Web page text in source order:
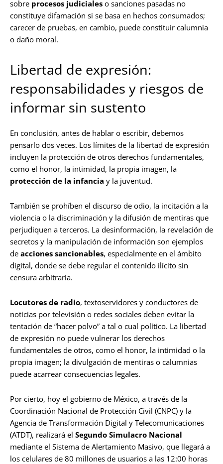
sobre procesos judiciales o sanciones pasadas no
constituye difamación si se basa en hechos consumados;
carecer de pruebas, en cambio, puede constituir calumnia
o daño moral.
Libertad de expresión:
responsabilidades y riesgos de
informar sin sustento
En conclusión, antes de hablar o escribir, debemos
pensarlo dos veces. Los límites de la libertad de expresión
incluyen la protección de otros derechos fundamentales,
como el honor, la intimidad, la propia imagen, la
protección de la infancia y la juventud.
También se prohíben el discurso de odio, la incitación a la
violencia o la discriminación y la difusión de mentiras que
perjudiquen a terceros. La desinformación, la revelación de
secretos y la manipulación de información son ejemplos
de acciones sancionables, especialmente en el ámbito
digital, donde se debe regular el contenido ilícito sin
censura arbitraria.
Locutores de radio, textoservidores y conductores de
noticias por televisión o redes sociales deben evitar la
tentación de “hacer polvo” a tal o cual político. La libertad
de expresión no puede vulnerar los derechos
fundamentales de otros, como el honor, la intimidad o la
propia imagen; la divulgación de mentiras o calumnias
puede acarrear consecuencias legales.
Por cierto, hoy el gobierno de México, a través de la
Coordinación Nacional de Protección Civil (CNPC) y la
Agencia de Transformación Digital y Telecomunicaciones
(ATDT), realizará el Segundo Simulacro Nacional
mediante el Sistema de Alertamiento Masivo, que llegará a
los celulares de 80 millones de usuarios a las 12:00 horas